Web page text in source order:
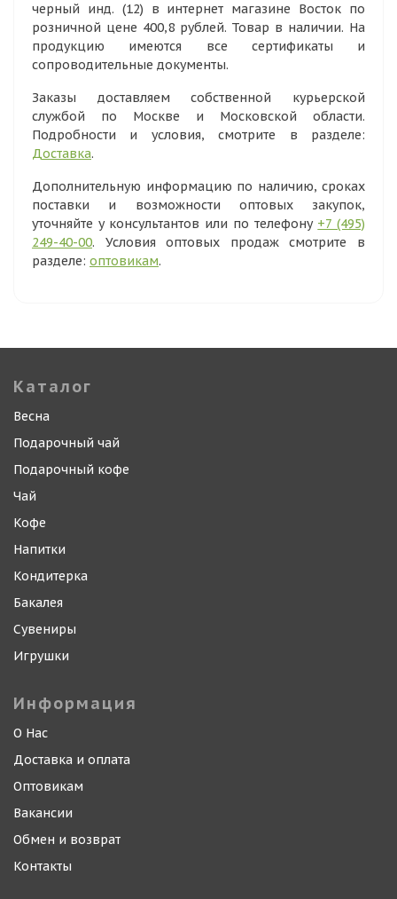
черный инд. (12) в интернет магазине Восток по
розничной цене 400,8 рублей. Товар в наличии. На
продукцию имеются все сертификаты и
сопроводительные документы.
Заказы доставляем собственной курьерской
службой по Москве и Московской области.
Подробности и условия, смотрите в разделе:
Доставка.
Дополнительную информацию по наличию, сроках
поставки и возможности оптовых закупок,
уточняйте у консультантов или по телефону +7 (495)
249-40-00. Условия оптовых продаж смотрите в
разделе: оптовикам.
Каталог
Весна
Подарочный чай
Подарочный кофе
Чай
Кофе
Напитки
Кондитерка
Бакалея
Сувениры
Игрушки
Информация
О Нас
Доставка и оплата
Оптовикам
Вакансии
Обмен и возврат
Контакты